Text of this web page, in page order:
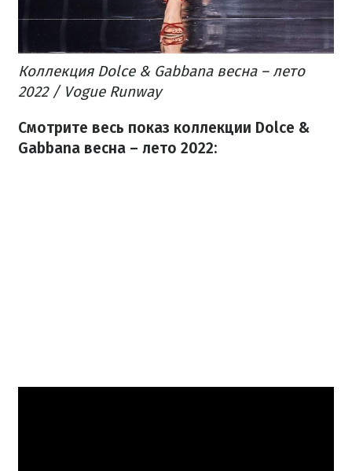
Коллекция Dolce & Gabbana весна – лето
2022 / Vogue Runway
Смотрите весь показ коллекции Dolce &
Gabbana весна – лето 2022: